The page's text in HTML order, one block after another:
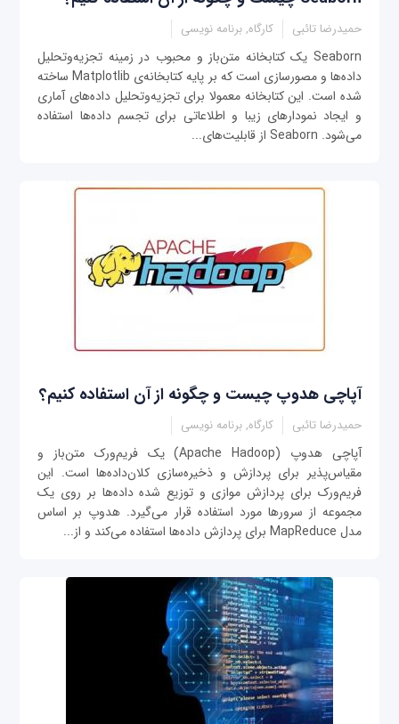
حمیدرضا تائبی کارگاه, برنامه نویسی
Seaborn یک کتابخانه متن‌باز و محبوب در زمینه تجزیه‌وتحلیل
داده‌ها و مصورسازی است که بر پایه کتابخانه‌ی Matplotlib ساخته
شده است. این کتابخانه معمولا برای تجزیه‌وتحلیل داده‌های آماری
و ایجاد نمودارهای زیبا و اطلاعاتی برای تجسم داده‌ها استفاده
می‌شود. Seaborn از قابلیت‌های...
آپاچی هدوپ چیست و چگونه از آن استفاده کنیم؟
حمیدرضا تائبی کارگاه, برنامه نویسی
آپاچی هدوپ (Apache Hadoop) یک فریم‌ورک متن‌باز و
مقیاس‌پذیر برای پردازش و ذخیره‌سازی کلان‌داده‌ها است. این
فریم‌ورک برای پردازش موازی و توزیع شده داده‌ها بر روی یک
مجموعه از سرورها مورد استفاده قرار می‌گیرد. هدوپ بر اساس
مدل MapReduce برای پردازش داده‌ها استفاده می‌کند و از...